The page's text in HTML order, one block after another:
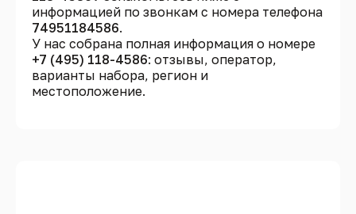
информацией по звонкам с номера телефона
74951184586.
У нас собрана полная информация о номере
+7 (495) 118-4586: отзывы, оператор,
варианты набора, регион и
местоположение.